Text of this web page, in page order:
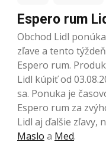
Espero rum
Obchod Lidl
zľave a tento
Espero rum.
Lidl kúpiť od
sa. Ponuka je
Espero rum za
Lidl aj ďalšie zľavy,
Maslo a Med.